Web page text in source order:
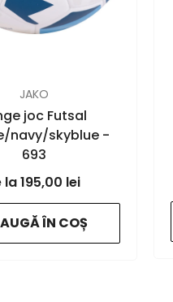
JAKO
joc Futsal
navy/skyblue -
693
195,00 lei
ÎN COȘ